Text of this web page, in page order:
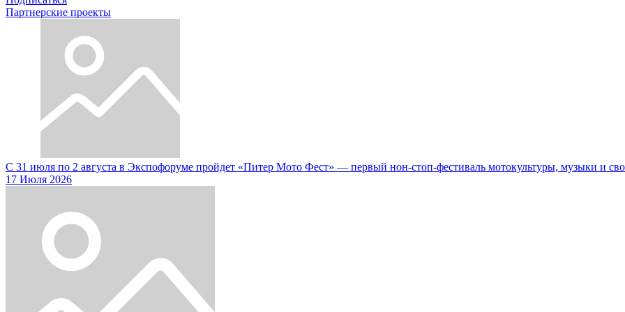
Партнерские проекты
С 31 июля по 2 августа в Экспофоруме пройдет «Питер Мото Фест» — первый нон-стоп-фестиваль мотокультуры, музыки и
17 Июля 2026